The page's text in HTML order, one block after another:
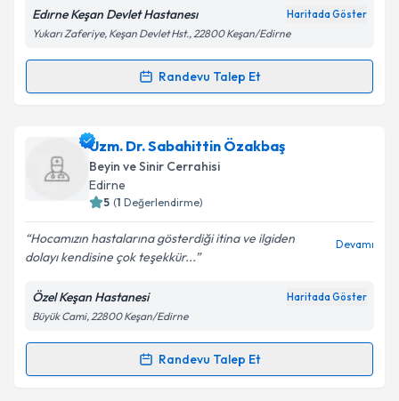
Kişisel verilerimin işlenmesine ilişkin
Metni'ni okudum ve kişisel verilerimin belirtilen
Takvim Talebini Gönder
Edırne Keşan Devlet Hastanesı Haritada Göster
Yukarı Zaferiye, Keşan Devlet Hst., 22800 Keşan/Edirne
Randevu Talep Et
Randevu Takvimi Talebi
Dr. Dilaver Güleriçin randevu takvimi talebi
oluşturun. Size bu uzmandan randevu almanız için bir
takvim hazırlandığında e-posta ile bilgilendireceğiz.
Kişisel verilerimin işlenmesine ilişkin
Aydınlatma
Metni'ni okudum ve kişisel verilerimin belirtilen
kapsamda işlenmesini kabul ediyorum.
Uzm. Dr. Sabahittin Özakbaş
Beyin ve Sinir Cerrahisi
Edirne
5 (1 Değerlendirme)
Hocamızın hastalarına gösterdiği itina ve ilgiden
dolayı kendisine çok teşekkür...
Devamı
Özel Keşan Hastanesi Haritada Göster
Büyük Cami, 22800 Keşan/Edirne
Randevu Talep Et
Randevu Takvimi Talebi